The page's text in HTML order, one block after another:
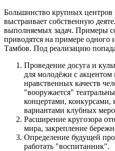
Большинство крупных
выстраивает собственную
выполняемых задач. Примеры
приводятся на примере одного
Тамбов. Под реализацию
Проведение досуга и
для молодёжи с акцентом
нравственных качеств
"вооружается"
концертами,
вариантами клубных
Расширение кругозора
мира, закрепление
Определение будущей
работать "воспитанник".